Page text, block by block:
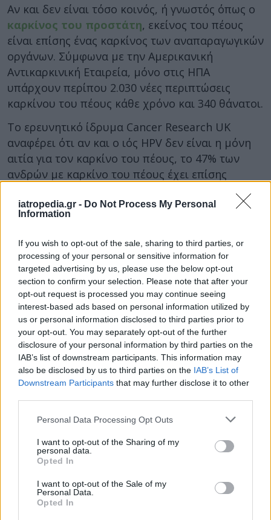
iatropedia.gr - Do Not Process My Personal
Information
If you wish to opt-out of the sale, sharing to third parties, or
processing of your personal or sensitive information for
targeted advertising by us, please use the below opt-out
section to confirm your selection. Please note that after your
opt-out request is processed you may continue seeing
interest-based ads based on personal information utilized by
us or personal information disclosed to third parties prior to
your opt-out. You may separately opt-out of the further
disclosure of your personal information by third parties on the
IAB’s list of downstream participants. This information may
also be disclosed by us to third parties on the IAB’s List of
Downstream Participants that may further disclose it to other
Personal Data Processing Opt Outs
I want to opt-out of the Sharing of my
personal data.
Opted In
I want to opt-out of the Sale of my
Personal Data.
Opted In
Αν και δεν είναι τόσο κοινός, ή γνωστός όπως ο
καρκίνος του προστάτη, εκείνος του πέους
είναι επίσης ένας καρκίνος των αναπαραγωγικών
οργάνων. Σύμφωνα με την Αμερικανική
Αντικαρκινική Εταιρεία, μόνο στις ΗΠΑ
υπάρχουν περίπου 2.030 νέες περιπτώσεις
καρκίνου του πέους κάθε χρόνο και 340 θάνατοι.
Το ερευνητικό ίδρυμα Cancer Research UK
αναφέρει ότι αν και ο ιός HPV δεν είναι η μόνη
αιτία για τον καρκίνο του πέους, το 47% των
ανδρών με καρκίνο του πέους έχει επίσης
καρκίνου στο πέος περιλαμβάνουν πληγές,
ερυθρότητα, ερεθισμό, εκκρίσεις, αιμορραγία, ή
εξόγκωμα στο πέος. Ο καρκίνος αυτός μπορεί να
αντιμετωπιστεί είτε μέσω της χειρουργικής
επέμβασης για την αφαίρεση του όγκου, είτε με
ακτινοβολία.
Καρκίνος του κόλπου/αιδοίου
Ο καρκίνος του κόλπου περιλαμβάνει τόσο τον
καρκίνο του κολπικού καναλιού, όσο και εκείνον
του αιδοίου και θεωρείται καρκίνος των
εξωτερικών γυναικείων γεννητικών οργάνων.
Σύμφωνα με την Αμερικανική Αντικαρκινική
Εταιρεία, περισσότερο από το ήμισυ του
συνόλου των καρκίνων του αιδοίου σχετίζονται
με μολύνσεις HPV, οι οποίες με την σειρά τους
αυξάνουν επίσης τον κίνδυνο ανάπτυξης
Αν και υπάρχουν κάποιες ενδείξεις για